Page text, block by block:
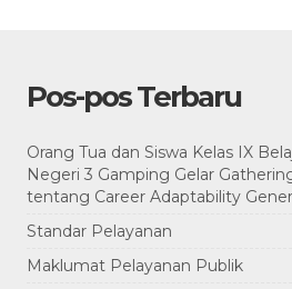
Pos-pos Terbaru
Orang Tua dan Siswa Kelas IX
Negeri 3 Gamping Gelar
tentang Career Adaptability
Standar Pelayanan
Maklumat Pelayanan Publik